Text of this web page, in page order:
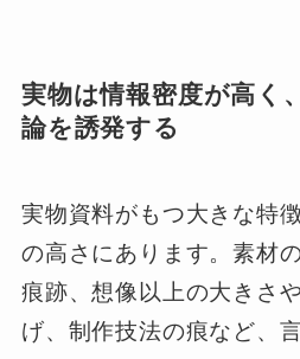
実物は情報密度が高く
論を誘発する
実物資料がもつ大きな特
の高さにあります。素材
痕跡、想像以上の大きさ
げ、制作技法の痕など、